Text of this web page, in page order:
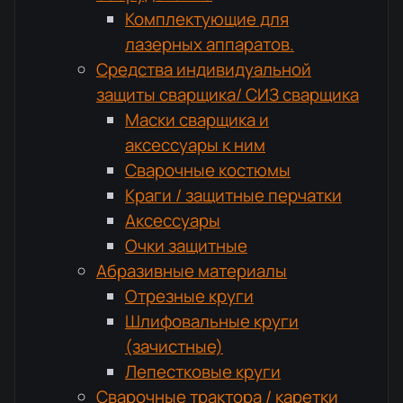
Комплектующие для
лазерных аппаратов.
Средства индивидуальной
защиты сварщика/ СИЗ сварщика
Маски сварщика и
аксессуары к ним
Сварочные костюмы
Краги / защитные перчатки
Аксессуары
Очки защитные
Абразивные материалы
Отрезные круги
Шлифовальные круги
(зачистные)
Лепестковые круги
Сварочные трактора / каретки